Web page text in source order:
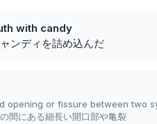
with candy
ンディを詰め込んだ
opening or fissure between two
間にある細長い開口部や亀裂